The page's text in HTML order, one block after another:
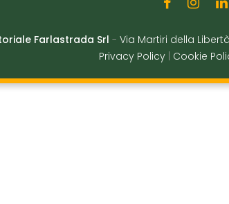
Farlastrada Srl - Via Martiri della
Privacy Policy
Cookie